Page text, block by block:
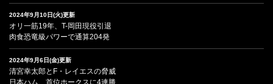
2024年9月10日(火)更新
オリ一筋19年、T-岡田現役引退
肉食恐竜級パワーで通算204発
2024年9月6日(金)更新
清宮幸太郎とF・レイエスの脅威
日本ハム、首位ホークスに4連勝